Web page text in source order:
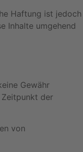
Haftung ist jedoch
Inhalte umgehend
Gewähr
der
von